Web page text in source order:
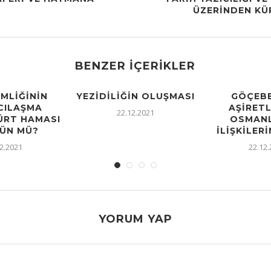
ÜZERİNDEN
BENZER İÇERIKLER
HAMASI
MÜ?
YEZIDILIĞIN OLUŞMASI
22.12.2021
YORUM YAP